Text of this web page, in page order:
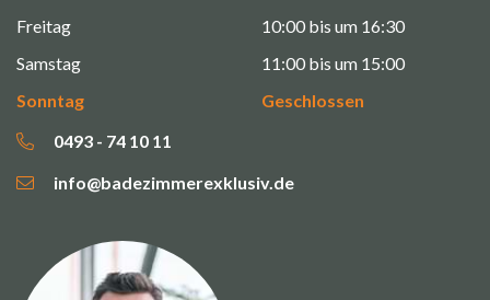
Freitag
10:00 bis um 16:30
Samstag
11:00 bis um 15:00
Sonntag
Geschlossen
0493 - 74 10 11
info@badezimmerexklusiv.de